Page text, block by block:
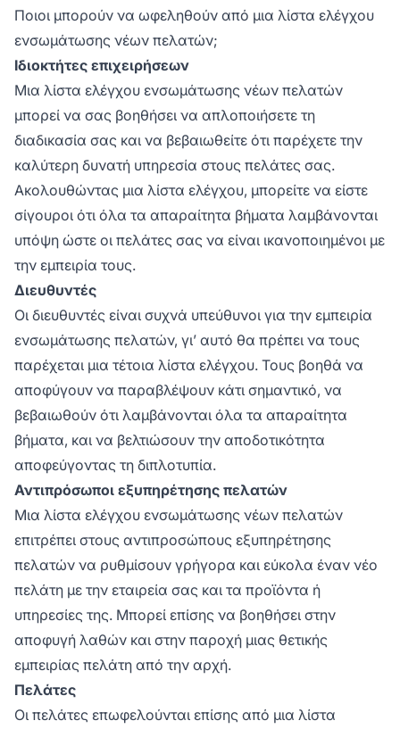
Ποιοι μπορούν να ωφεληθούν από μια λίστα ελέγχου
ενσωμάτωσης νέων πελατών;
Ιδιοκτήτες επιχειρήσεων
Μια λίστα ελέγχου ενσωμάτωσης νέων πελατών
μπορεί να σας βοηθήσει να απλοποιήσετε τη
διαδικασία σας και να βεβαιωθείτε ότι παρέχετε την
καλύτερη δυνατή υπηρεσία στους πελάτες σας.
Ακολουθώντας μια λίστα ελέγχου, μπορείτε να είστε
σίγουροι ότι όλα τα απαραίτητα βήματα λαμβάνονται
υπόψη ώστε οι πελάτες σας να είναι ικανοποιημένοι με
την εμπειρία τους.
Διευθυντές
Οι διευθυντές είναι συχνά υπεύθυνοι για την εμπειρία
ενσωμάτωσης πελατών, γι’ αυτό θα πρέπει να τους
παρέχεται μια τέτοια λίστα ελέγχου. Τους βοηθά να
αποφύγουν να παραβλέψουν κάτι σημαντικό, να
βεβαιωθούν ότι λαμβάνονται όλα τα απαραίτητα
βήματα, και να βελτιώσουν την αποδοτικότητα
αποφεύγοντας τη διπλοτυπία.
Αντιπρόσωποι εξυπηρέτησης πελατών
Μια λίστα ελέγχου ενσωμάτωσης νέων πελατών
επιτρέπει στους αντιπροσώπους εξυπηρέτησης
πελατών να ρυθμίσουν γρήγορα και εύκολα έναν νέο
πελάτη με την εταιρεία σας και τα προϊόντα ή
υπηρεσίες της. Μπορεί επίσης να βοηθήσει στην
αποφυγή λαθών και στην παροχή μιας θετικής
εμπειρίας πελάτη από την αρχή.
Πελάτες
Οι πελάτες επωφελούνται επίσης από μια λίστα